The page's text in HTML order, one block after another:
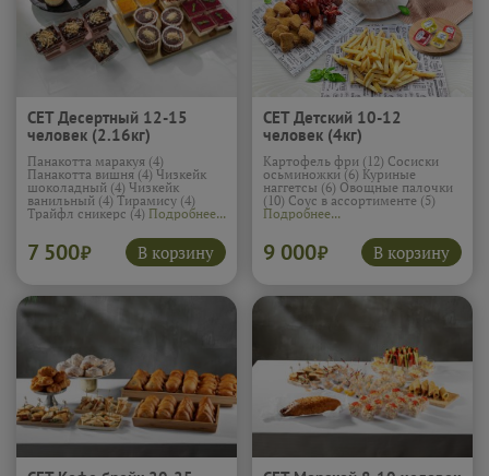
СЕТ Десертный 12-15
человек (2.16кг)
Панакотта маракуя (4)
Панакотта вишня (4) Чизкейк
шоколадный (4) Чизкейк
ванильный (4) Тирамису (4)
Трайфл сникерс (4) Подробнее...
7 500₽ В корзину
СЕТ Детский 10-12
человек (4кг)
Картофель фри (12) Сосиски
осьминожки (6) Куриные
наггетсы (6) Овощные палочки
(10) Соус в ассортименте (5)
Подробнее...
9 000₽ В корзину